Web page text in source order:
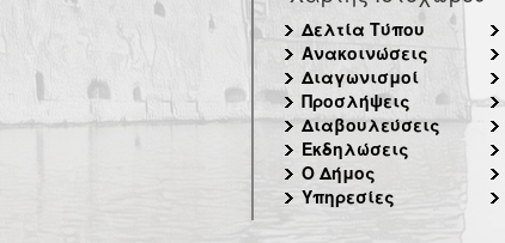
Δελτία Τύπου
Ανακοινώσεις
Διαγωνισμοί
Προσλήψεις
Διαβουλεύσεις
Εκδηλώσεις
Ο Δήμος
Υπηρεσίες